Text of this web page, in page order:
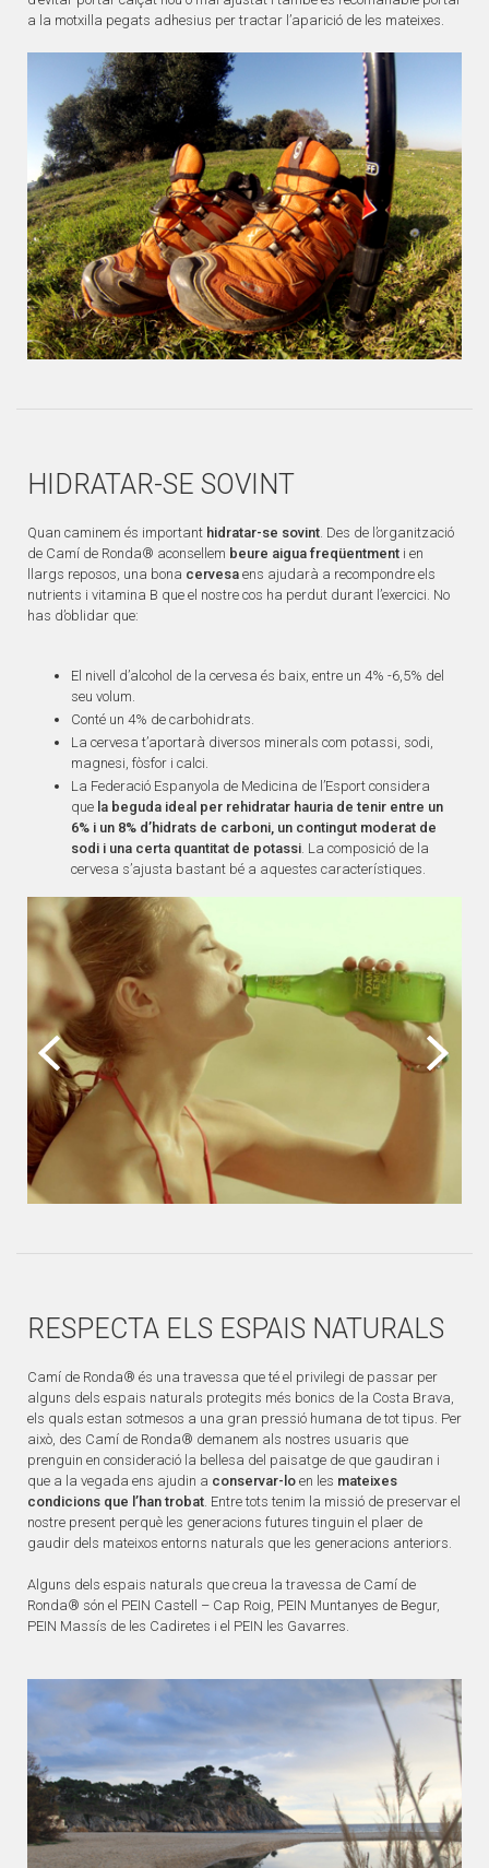
a la motxilla pegats adhesius per tractar l’aparició de les mateixes.
HIDRATAR-SE SOVINT
Quan caminem és important hidratar-se sovint. Des de l’organització
de Camí de Ronda® aconsellem beure aigua freqüentment i en
llargs reposos, una bona cervesa ens ajudarà a recompondre els
nutrients i vitamina B que el nostre cos ha perdut durant l’exercici. No
has d’oblidar que:
El nivell d’alcohol de la cervesa és baix, entre un 4% -6,5% del
seu volum.
Conté un 4% de carbohidrats.
La cervesa t’aportarà diversos minerals com potassi, sodi,
magnesi, fòsfor i calci.
La Federació Espanyola de Medicina de l’Esport considera
que la beguda ideal per rehidratar hauria de tenir entre un
6% i un 8% d’hidrats de carboni, un contingut moderat de
sodi i una certa quantitat de potassi. La composició de la
cervesa s’ajusta bastant bé a aquestes característiques.
RESPECTA ELS ESPAIS NATURALS
Camí de Ronda® és una travessa que té el privilegi de passar per
alguns dels espais naturals protegits més bonics de la Costa Brava,
els quals estan sotmesos a una gran pressió humana de tot tipus. Per
això, des Camí de Ronda® demanem als nostres usuaris que
prenguin en consideració la bellesa del paisatge de que gaudiran i
que a la vegada ens ajudin a conservar-lo en les mateixes
condicions que l’han trobat. Entre tots tenim la missió de preservar el
nostre present perquè les generacions futures tinguin el plaer de
gaudir dels mateixos entorns naturals que les generacions anteriors.
Alguns dels espais naturals que creua la travessa de Camí de
Ronda® són el PEIN Castell – Cap Roig, PEIN Muntanyes de Begur,
PEIN Massís de les Cadiretes i el PEIN les Gavarres.